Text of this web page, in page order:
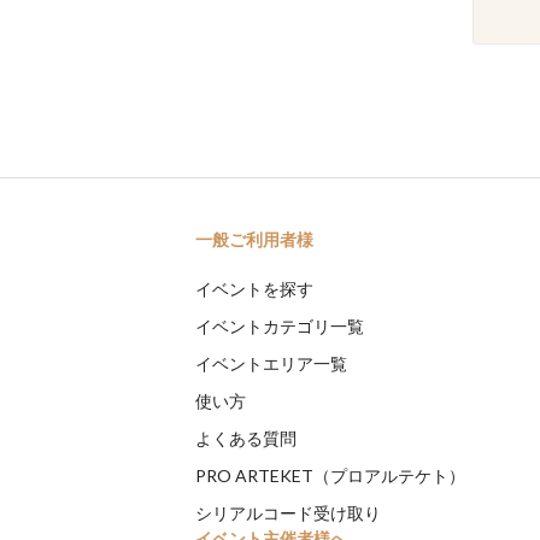
一般ご利用者様
イベントを探す
イベントカテゴリ一覧
イベントエリア一覧
使い方
よくある質問
PRO ARTEKET（プロアルテケト）
シリアルコード受け取り